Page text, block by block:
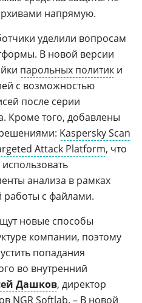
напрямую.
уделили вопросам
В новой версии
парольных политик и
с возможностью
после серии
Кроме того, добавлены
Kaspersky Scan
Attack Platform, что
анализа в рамках
работы с файлами.
новые способы
компании, поэтому
попадания
во внутренний
Дашков, директор
NGR Softlab. – В новой